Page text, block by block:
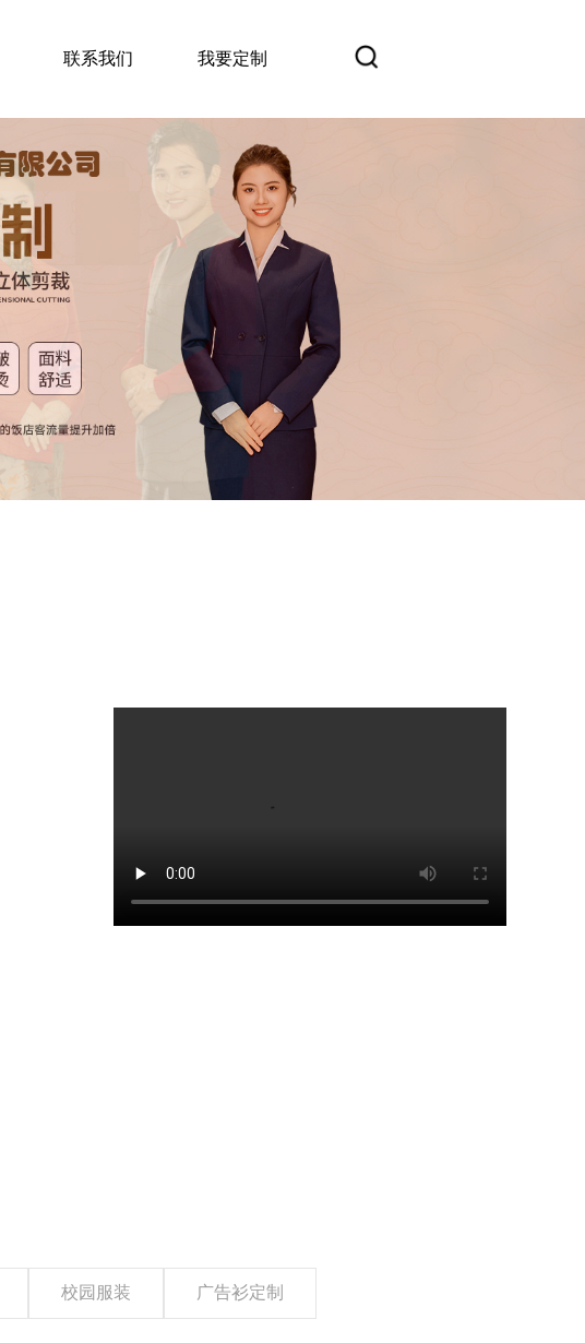
联系我们 我要定制
校园服装 广告衫定制